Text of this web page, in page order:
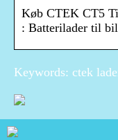
Køb CTEK CT5
: Batterilader til
Keywords: ctek